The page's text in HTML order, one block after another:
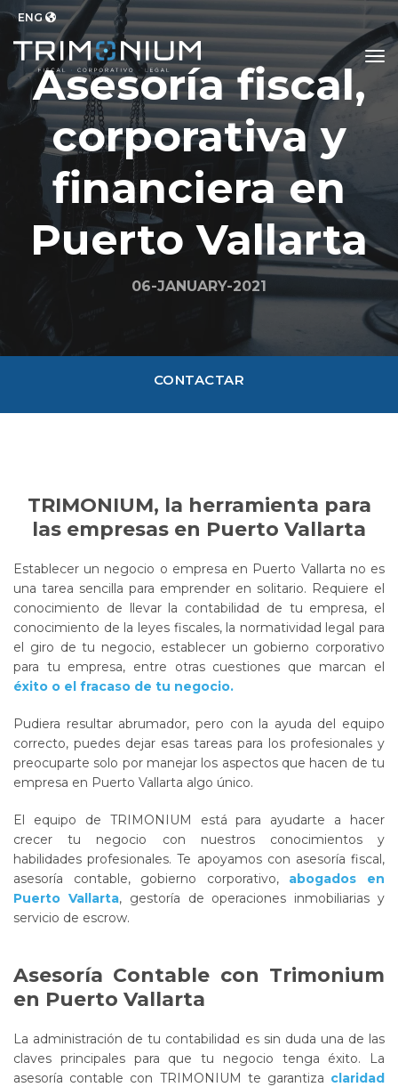
ENG
Asesoría fiscal,
corporativa y
financiera en
Puerto Vallarta
06-JANUARY-2021
CONTACTAR
TRIMONIUM, la herramienta para
las empresas en Puerto Vallarta
Establecer un negocio o empresa en Puerto Vallarta no es
una tarea sencilla para emprender en solitario. Requiere el
conocimiento de llevar la contabilidad de tu empresa, el
conocimiento de la leyes fiscales, la normatividad legal para
el giro de tu negocio, establecer un gobierno corporativo
para tu empresa, entre otras cuestiones que marcan el
éxito o el fracaso de tu negocio.
Pudiera resultar abrumador, pero con la ayuda del equipo
correcto, puedes dejar esas tareas para los profesionales y
preocuparte solo por manejar los aspectos que hacen de tu
empresa en Puerto Vallarta algo único.
El equipo de TRIMONIUM está para ayudarte a hacer
crecer tu negocio con nuestros conocimientos y
habilidades profesionales. Te apoyamos con asesoría fiscal,
asesoría contable, gobierno corporativo, abogados en
Puerto Vallarta, gestoría de operaciones inmobiliarias y
servicio de escrow.
Asesoría Contable con Trimonium
en Puerto Vallarta
La administración de tu contabilidad es sin duda una de las
claves principales para que tu negocio tenga éxito. La
asesoría contable con TRIMONIUM te garantiza claridad